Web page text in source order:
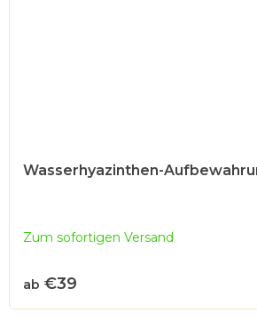
Wasserhyazinthen-
Zum sofortigen Versand
ab €39